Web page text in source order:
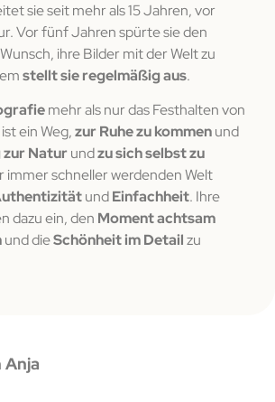
sie seit mehr als 15 Jahren, vor
Vor fünf Jahren spürte sie den
ihre Bilder mit der Welt zu
stellt sie regelmäßig aus.
mehr als nur das Festhalten von
ein Weg,zur Ruhe zu kommenund
zur Naturundzu sich selbst zu
immer schneller werdenden Welt
undEinfachheit. Ihre
dazu ein, den Moment achtsam
und dieSchönheit im Detailzu